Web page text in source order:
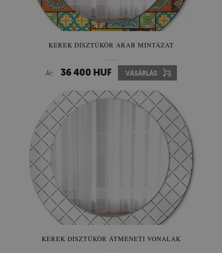
KEREK DÍSZTÜKÖR ARAB MINTÁZAT
Ár: 36 400 HUF VÁSÁRLÁS
KEREK DÍSZTÜKÖR ÁTMENETI VONALAK